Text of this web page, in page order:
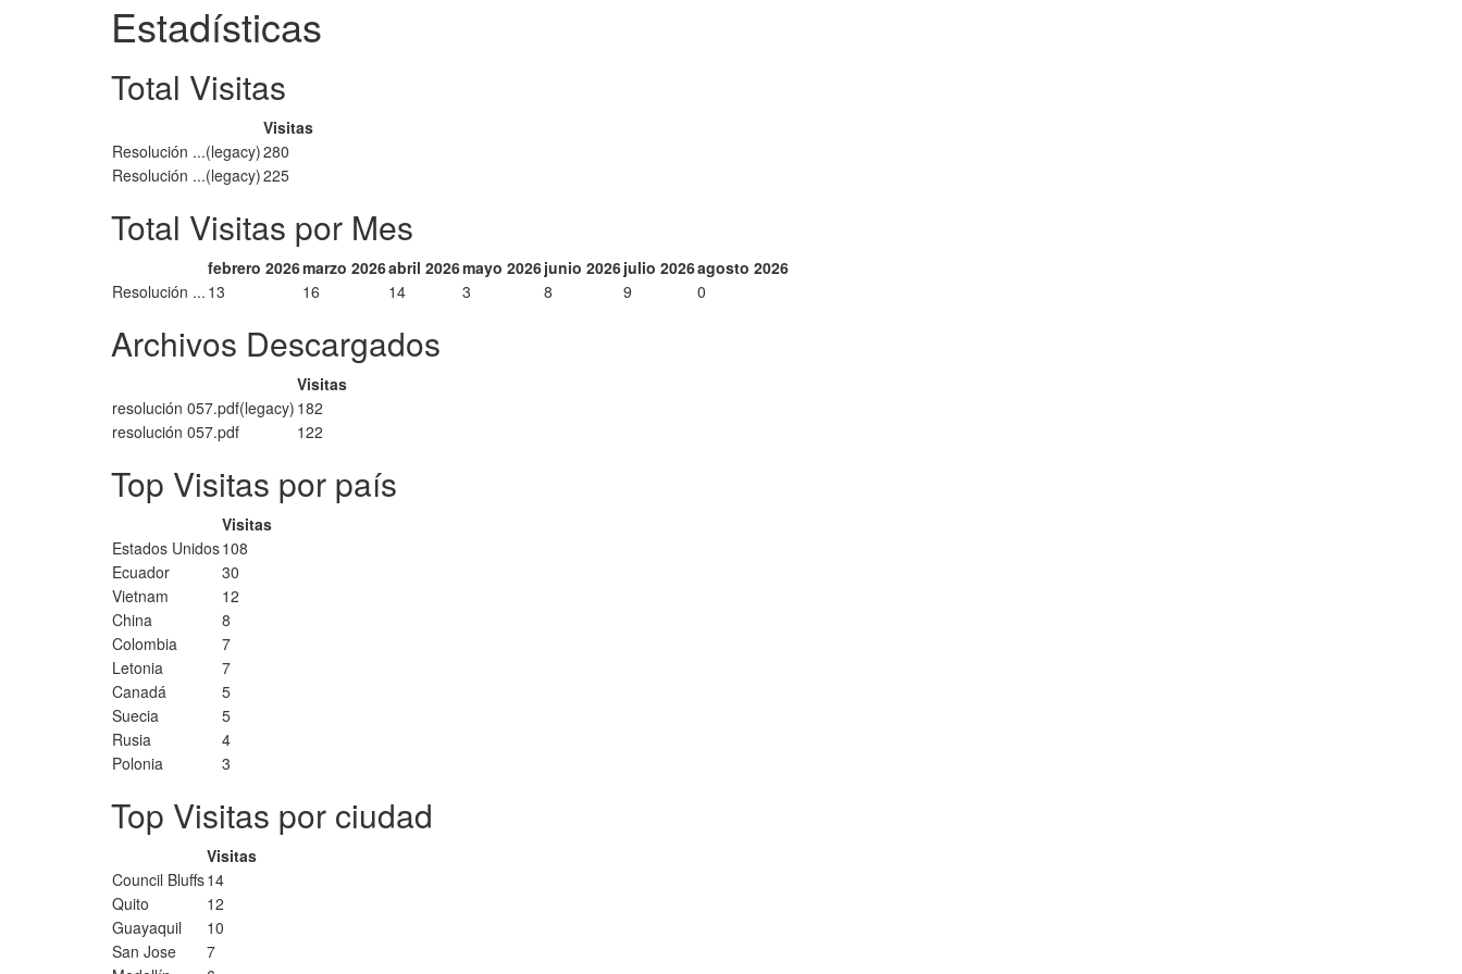
Estadísticas
Total Visitas
Visitas
Resolución ...(legacy)280
Resolución ...(legacy)225
Total Visitas por Mes
febrero 2026marzo 2026abril 2026mayo 2026junio 2026julio 2026agosto 2026
Resolución ... 13 16 14 3 8 9 0
Archivos Descargados
Visitas
resolución 057.pdf(legacy) 182
resolución 057.pdf
122
Top Visitas por país
Visitas
Estados Unidos108
Ecuador
30
Vietnam
12
China
8
Colombia
7
Letonia
7
Canadá
5
Suecia
5
Rusia
4
Polonia
3
Top Visitas por ciudad
Visitas
Council Bluffs14
Quito
12
Guayaquil
10
San Jose
7